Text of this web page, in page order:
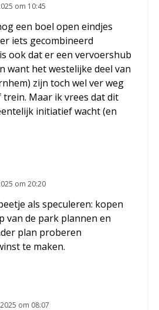
om 10:45
een boel open eindjes
iets gecombineerd
ook dat er een vervoershub
want het westelijke deel van
zijn toch wel ver weg
Maar ik vrees dat dit
initiatief wacht (en
om 20:20
als speculeren: kopen
van de park plannen en
plan proberen
te maken.
om 08:07